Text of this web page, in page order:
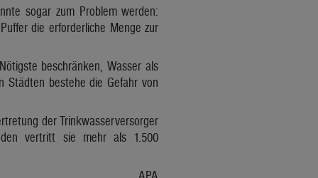
sogar zum Problem werden:
die erforderliche Menge zur
beschränken, Wasser als
Städten bestehe die Gefahr von
der Trinkwasserversorger
vertritt sie mehr als 1.500